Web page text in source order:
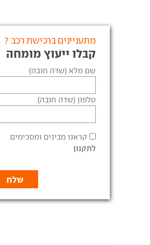
מתעניינים ברכישת רכב ?
קבלו ייעוץ מומחה
שם מלא (שדה חובה)
טלפון (שדה חובה)
קראנו מבינים ומסכימים
לתקנון